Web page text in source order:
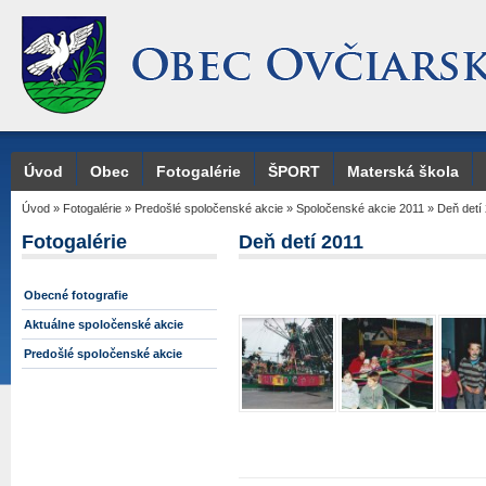
Úvod Obec Fotogalérie ŠPORT Materská škola
Úvod » Fotogalérie » Predošlé spoločenské akcie » Spoločenské akcie 2011 » Deň detí
Fotogalérie
Obecné fotografie
Aktuálne spoločenské akcie
Predošlé spoločenské akcie
Deň detí 2011